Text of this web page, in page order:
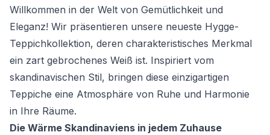
Willkommen in der Welt von Gemütlichkeit und
Eleganz! Wir präsentieren unsere neueste Hygge-
Teppichkollektion, deren charakteristisches Merkmal
ein zart gebrochenes Weiß ist. Inspiriert vom
skandinavischen Stil, bringen diese einzigartigen
Teppiche eine Atmosphäre von Ruhe und Harmonie
in Ihre Räume.
Die Wärme Skandinaviens in jedem Zuhause